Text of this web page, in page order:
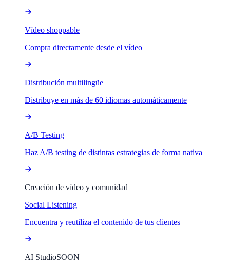
Vídeo shoppable
Compra directamente desde el vídeo
Distribución multilingüe
Distribuye en más de 60 idiomas automáticamente
A/B Testing
Haz A/B testing de distintas estrategias de forma nativa
Creación de vídeo y comunidad
Social Listening
Encuentra y reutiliza el contenido de tus clientes
AI StudioSOON